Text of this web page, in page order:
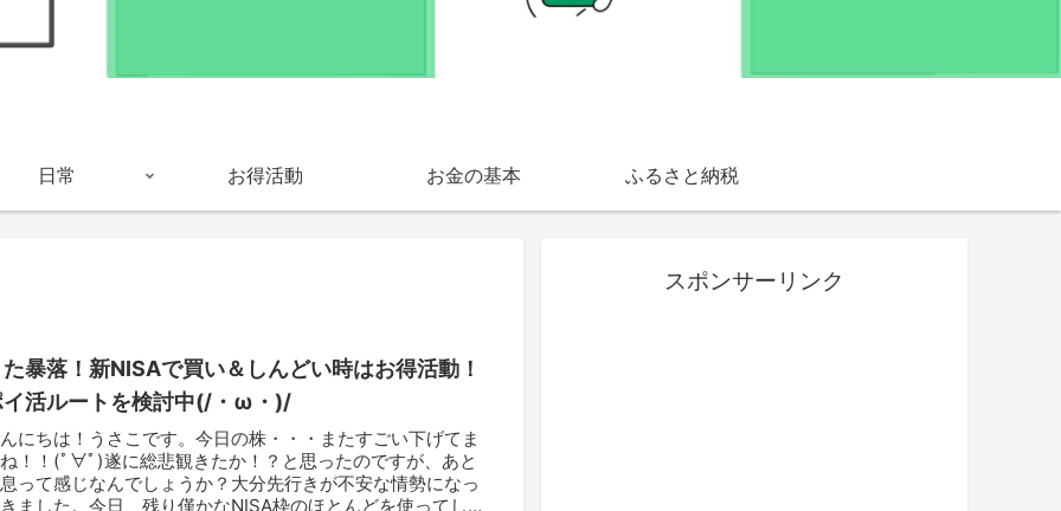
日常 お得活動 お金の基本 ふるさと納税
暴落！新NISAで買い＆しんどい時はお得活動！
イ活ルートを検討中(/・ω・)/
にちは！うさこです。今日の株・・・またすごい下げてま
！！(ﾟ∀ﾟ)遂に総悲観きたか！？と思ったのですが、あと
って感じなんでしょうか？大分先行きが不安な情勢になっ
ました。今日、残り僅かなNISA枠のほとんどを使ってし
スポンサーリンク